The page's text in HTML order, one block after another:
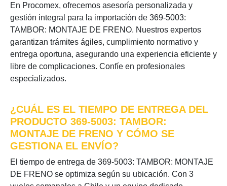
En Procomex, ofrecemos asesoría personalizada y
gestión integral para la importación de 369-5003:
TAMBOR: MONTAJE DE FRENO. Nuestros expertos
garantizan trámites ágiles, cumplimiento normativo y
entrega oportuna, asegurando una experiencia eficiente y
libre de complicaciones. Confíe en profesionales
especializados.
¿CUÁL ES EL TIEMPO DE ENTREGA DEL
PRODUCTO 369-5003: TAMBOR:
MONTAJE DE FRENO Y CÓMO SE
GESTIONA EL ENVÍO?
El tiempo de entrega de 369-5003: TAMBOR: MONTAJE
DE FRENO se optimiza según su ubicación. Con 3